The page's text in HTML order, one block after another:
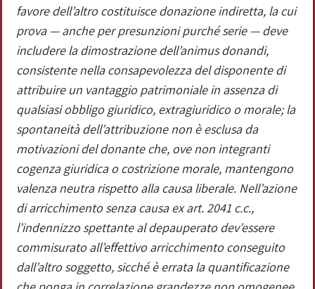
favore dell’altro costituisce donazione indiretta, la cui
prova — anche per presunzioni purché serie — deve
includere la dimostrazione dell’animus donandi,
consistente nella consapevolezza del disponente di
attribuire un vantaggio patrimoniale in assenza di
qualsiasi obbligo giuridico, extragiuridico o morale; la
spontaneità dell’attribuzione non è esclusa da
motivazioni del donante che, ove non integranti
cogenza giuridica o costrizione morale, mantengono
valenza neutra rispetto alla causa liberale. Nell’azione
di arricchimento senza causa ex art. 2041 c.c.,
l’indennizzo spettante al depauperato dev’essere
commisurato all’effettivo arricchimento conseguito
dall’altro soggetto, sicché è errata la quantificazione